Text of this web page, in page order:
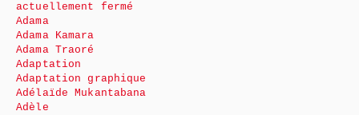
actuellement fermé
Adama
Adama Kamara
Adama Traoré
Adaptation
Adaptation graphique
Adélaïde Mukantabana
Adèle